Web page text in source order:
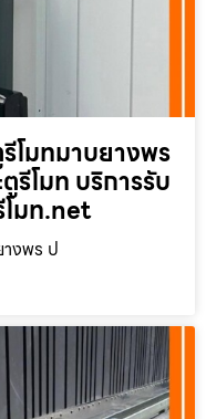
โมทมาบยางพร
รีโมท บริการรับ
โมท.net
งพร ป